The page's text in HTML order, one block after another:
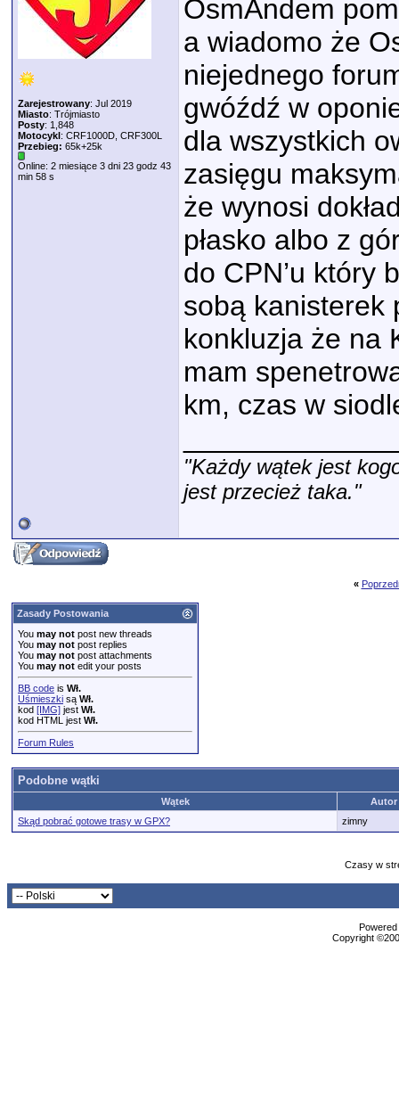
Zarejestrowany: Jul 2019
Miasto: Trójmiasto
Posty: 1,848
Motocykl: CRF1000D, CRF300L
Przebieg: 65k+25k
Online: 2 miesiące 3 dni 23 godz 43
min 58 s
OsmAndem
a wiadomo że
niejednego
gwóźdź w
dla wszystkich
zasięgu
że wynosi
płasko albo z
do CPN’u który
sobą kanisterek
konkluzja że na
mam
km, czas w
"Każdy wątek jest
jest przecież taka."
«
Zasady Postowania
You may not post new threads
You may not post replies
You may not post attachments
You may not edit your posts
BB code is Wł.
Uśmieszki są Wł.
kod [IMG] jest Wł.
kod HTML jest Wł.
Forum Rules
Podobne wątki
Wątek
Autor
Skąd pobrać gotowe trasy w GPX?
zimny
Czasy w
Copyright